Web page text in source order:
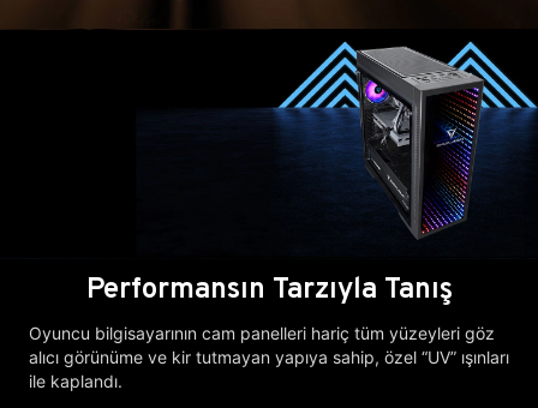
Performansın Tarzıyla Tanış
Oyuncu bilgisayarının cam panelleri hariç tüm yüzeyleri göz
alıcı görünüme ve kir tutmayan yapıya sahip, özel “UV” ışınları
ile kaplandı.